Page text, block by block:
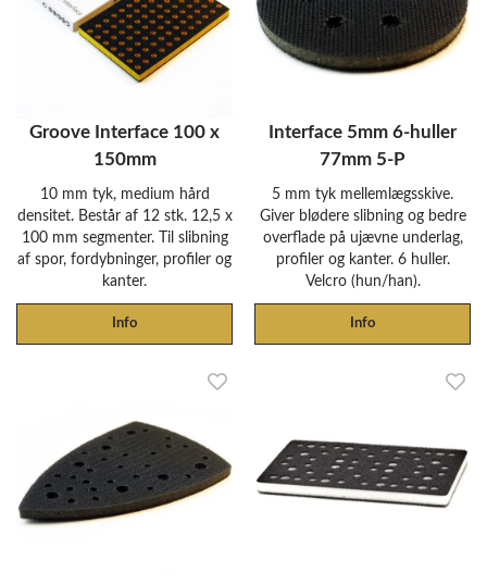
Groove Interface 100 x
150mm
10 mm tyk, medium hård
densitet. Består af 12 stk. 12,5 x
100 mm segmenter. Til slibning
af spor, fordybninger, profiler og
kanter.
Info
Interface 5mm 6-huller
77mm 5-P
5 mm tyk mellemlægsskive.
Giver blødere slibning og bedre
overflade på ujævne underlag,
profiler og kanter. 6 huller.
Velcro (hun/han).
Info